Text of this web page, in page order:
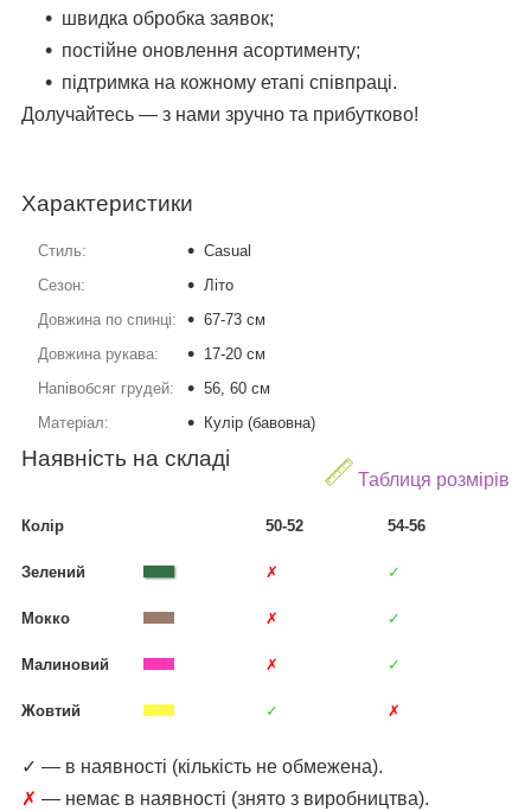
швидка обробка заявок;
постійне оновлення асортименту;
підтримка на кожному етапі співпраці.
Долучайтесь — з нами зручно та прибутково!
Характеристики
Стиль:
Casual
Сезон:
Літо
Довжина по спинці:
67-73 см
Довжина рукава:
17-20 см
Напівобсяг грудей:
56, 60 см
Матеріал:
Кулір (бавовна)
Таблиця розмірів
Наявність на складі
Колір 50-52 54-56
Зелений ✗ ✓
Мокко ✗ ✓
Малиновий ✗ ✓
Жовтий ✓ ✗
✓ — в наявності (кількість не обмежена).
✗ — немає в наявності (знято з виробництва).